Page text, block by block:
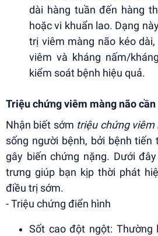
dài hàng tuần đến hàng
hoặc vi khuẩn lao. Dạng
trị viêm màng não kéo
viêm và kháng nấm/
kiểm soát bệnh hiệu quả.
Triệu chứng viêm màng não
Nhận biết sớm triệu chứng viêm
sống người bệnh, bởi bệnh tiến
gây biến chứng nặng. Dưới
trưng giúp bạn kịp thời phát
điều trị sớm.
- Triệu chứng điển hình
Sốt cao đột ngột: Thường